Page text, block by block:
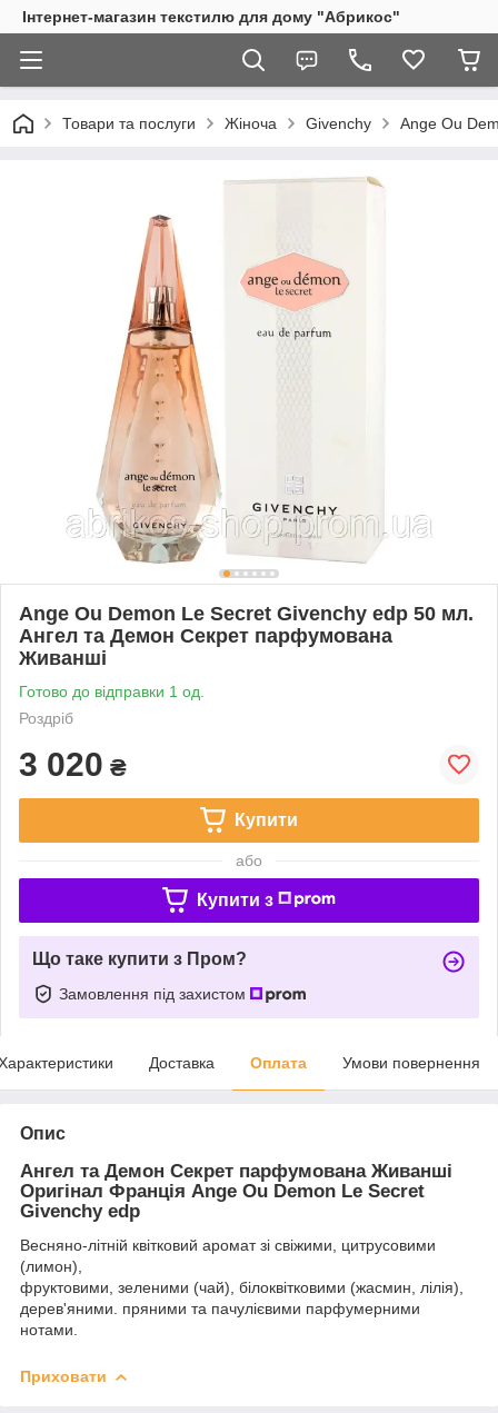
Інтернет-магазин текстилю для дому "Абрикос"
Товари та послуги Жіноча Givenchy Ange Ou
Ange Ou Demon Le Secret Givenchy edp 50 мл.
Ангел та Демон Секрет парфумована
Живанші
Готово до відправки 1 од.
Роздріб
3 020 ₴
Купити
або
Купити з
Що таке купити з Пром?
Замовлення під захистом
Доставка Оплата Умови повернення
Опис
Ангел та Демон Секрет парфумована Живанші
Оригінал Франція Ange Ou Demon Le Secret
Givenchy edp
Весняно-літній квітковий аромат зі свіжими, цитрусовими
(лимон),
фруктовими, зеленими (чай), білоквітковими (жасмин, лілія),
дерев'яними. пряними та пачулієвими парфумерними
нотами.
Приховати